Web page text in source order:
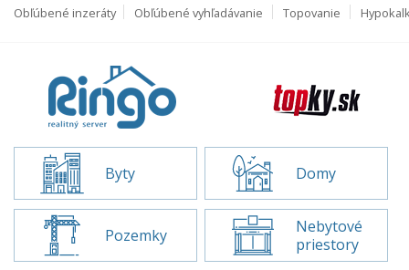
Obľúbené inzeráty Obľúbené vyhľadávanie Topovanie
Byty Domy
Pozemky
Nebytové
priestory